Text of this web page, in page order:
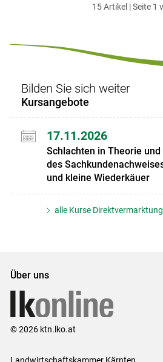
erstenzum
15 Artikel | Seite 1
Bilden Sie sich weiter
Kursangebote
17.11.2026
Schlachten in Theorie
des
und kleine Wiederkäuer
alle Kurse
Über uns
© 2026 ktn.lko.at